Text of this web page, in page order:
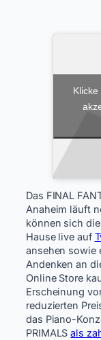
Das FINAL
Anaheim läuft
können sich
Hause live auf
ansehen sowie
Andenken an
Online Store
Erscheinung
reduzierten
das Piano-
PRIMALSals